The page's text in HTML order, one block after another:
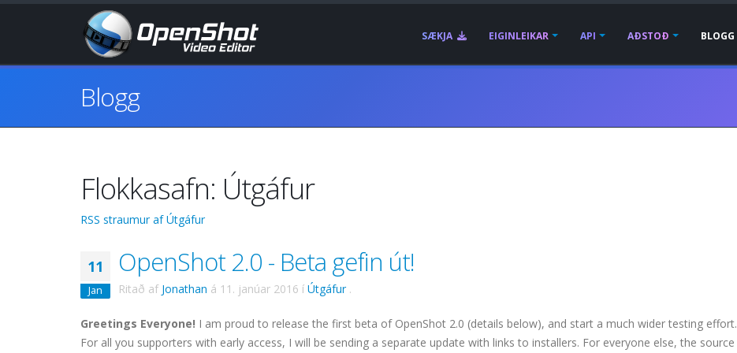
SÆKJA EIGINLEIKAR API AÐSTOÐ BLOGG
Blogg
Flokkasafn: Útgáfur
RSS straumur af Útgáfur
11
Jan
OpenShot 2.0 - Beta gefin út!
Ritað af Jonathan á 11. janúar 2016 í Útgáfur.
Greetings Everyone! I am proud to release the first beta of OpenShot 2.0 (details below), and start a much wider testing effort.
For all you supporters with early access, I will be sending a separate update with links to installers. For everyone else, the source